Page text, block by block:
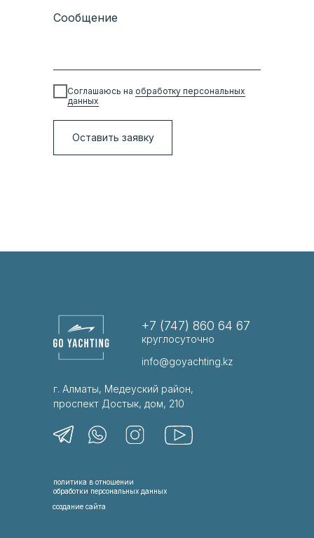
Сообщение
Соглашаюсь на обработку персональных
данных
Оставить заявку
+7 (747) 860 64 67
г. Алматы, Медеуский район,
проспект Достык, дом, 210
info@goyachting.kz
политика в отношении
обработки персональных данных
создание сайта
круглосуточно